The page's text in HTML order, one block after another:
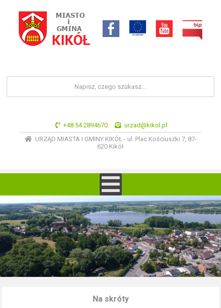
+48 54 2894670
urzad@kikol.pl
URZĄD MIASTA I GMINY KIKÓŁ - ul. Plac Kościuszki 7, 87-
620 Kikół
Na skróty